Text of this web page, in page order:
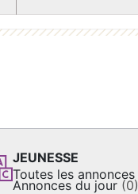
JEUNESSE
Toutes les annonces
Annonces du jour (0)